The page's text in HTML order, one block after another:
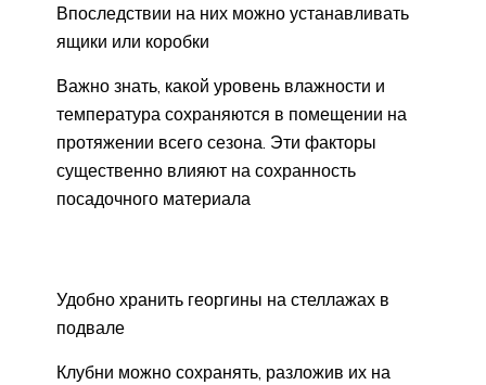
Впоследствии на них можно устанавливать
ящики или коробки
Важно знать, какой уровень влажности и
температура сохраняются в помещении на
протяжении всего сезона. Эти факторы
существенно влияют на сохранность
посадочного материала
Удобно хранить георгины на стеллажах в
подвале
Клубни можно сохранять, разложив их на